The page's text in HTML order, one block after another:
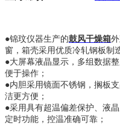
●锦玟仪器生产的鼓风干燥箱
窗，箱壳采用优质冷轧钢板制
●大屏幕液晶显示，多组数据
便于操作；
●内胆采用镜面不锈钢，搁板
洁更方便；
●采用具有超温偏差保护、液
定时功能，控温准确可靠；